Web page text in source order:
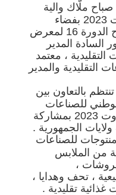
ملّاك والية
نابل مساء اليوم الثلاثاء 08 أوت 2023 بفضاء
معرض نابل الدولي على إفتتاح الدورة 16 لمعرض
السادة المدير
التقليدية ، معتمد
التقليدية والمدير
بالتعاون بين
للصناعات
التقليدية من 06 إلى غاية 20 أوت 2023 بمشاركة
للصناعات
من الملابس
،
، تحف وهدايا ،
تقليدية .